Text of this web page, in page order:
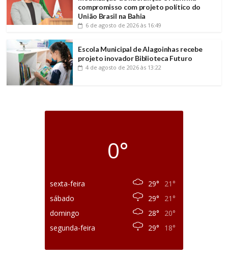
compromisso com projeto político do
União Brasil na Bahia
6 de agosto de 2026 às 16:49
Escola Municipal de Alagoinhas recebe
projeto inovador Biblioteca Futuro
4 de agosto de 2026 às 13:22
0°
sexta-feira 29°
21°
sábado
29°
21°
domingo
28°
20°
segunda-feira
29° 18°